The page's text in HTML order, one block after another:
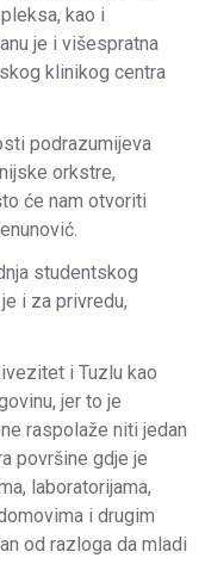
kao i
je i višespratna
klinikog centra
podrazumijeva
orkstre,
će nam otvoriti
studentskog
i za privredu,
i Tuzlu kao
jer to je
raspolaže niti jedan
površine gdje je
laboratorijama,
i drugim
od razloga da mladi